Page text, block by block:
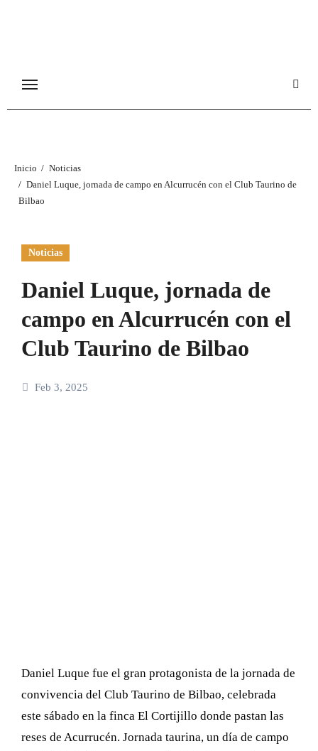
Inicio
Noticias
Daniel Luque, jornada de campo en Alcurrucén con el Club Taurino de
Bilbao
Noticias
Daniel Luque, jornada de
campo en Alcurrucén con el
Club Taurino de Bilbao
Feb 3, 2025
Daniel Luque fue el gran protagonista de la jornada de
convivencia del Club Taurino de Bilbao, celebrada
este sábado en la finca El Cortijillo donde pastan las
reses de Acurrucén. Jornada taurina, un día de campo